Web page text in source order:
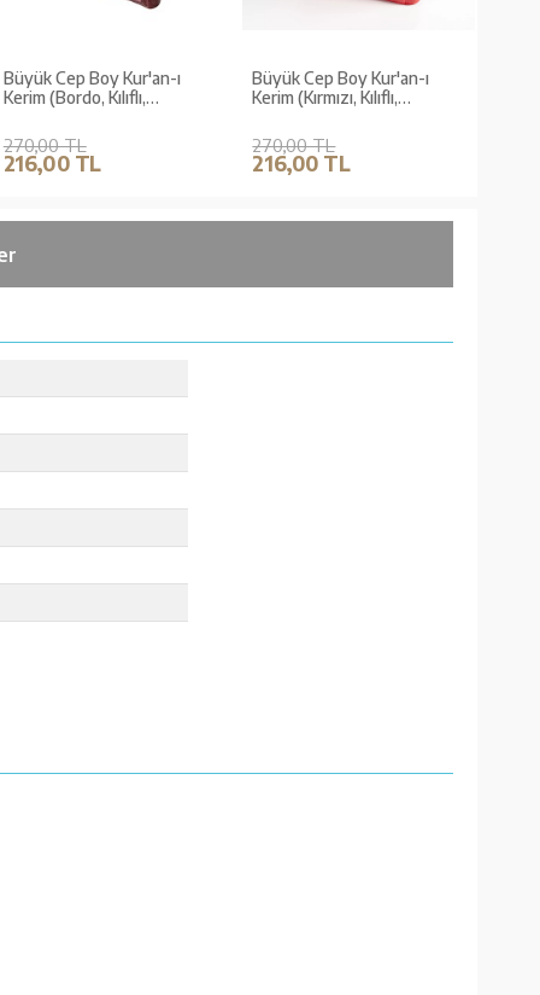
Büyük Cep Boy Kur'an-ı
Kerim (Bordo, Kılıflı,
270,00 TL
216,00 TL
Büyük Cep Boy Kur'an-ı
Kerim (Kırmızı, Kılıflı,
270,00 TL
216,00 TL